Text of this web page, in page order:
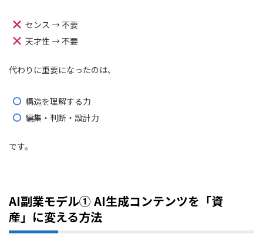
センス → 不要
天才性 → 不要
代わりに重要になったのは、
構造を理解する力
編集・判断・設計力
です。
AI副業モデル① AI生成コンテンツを「資
産」に変える方法